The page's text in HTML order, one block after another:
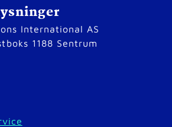
International AS
1188 Sentrum